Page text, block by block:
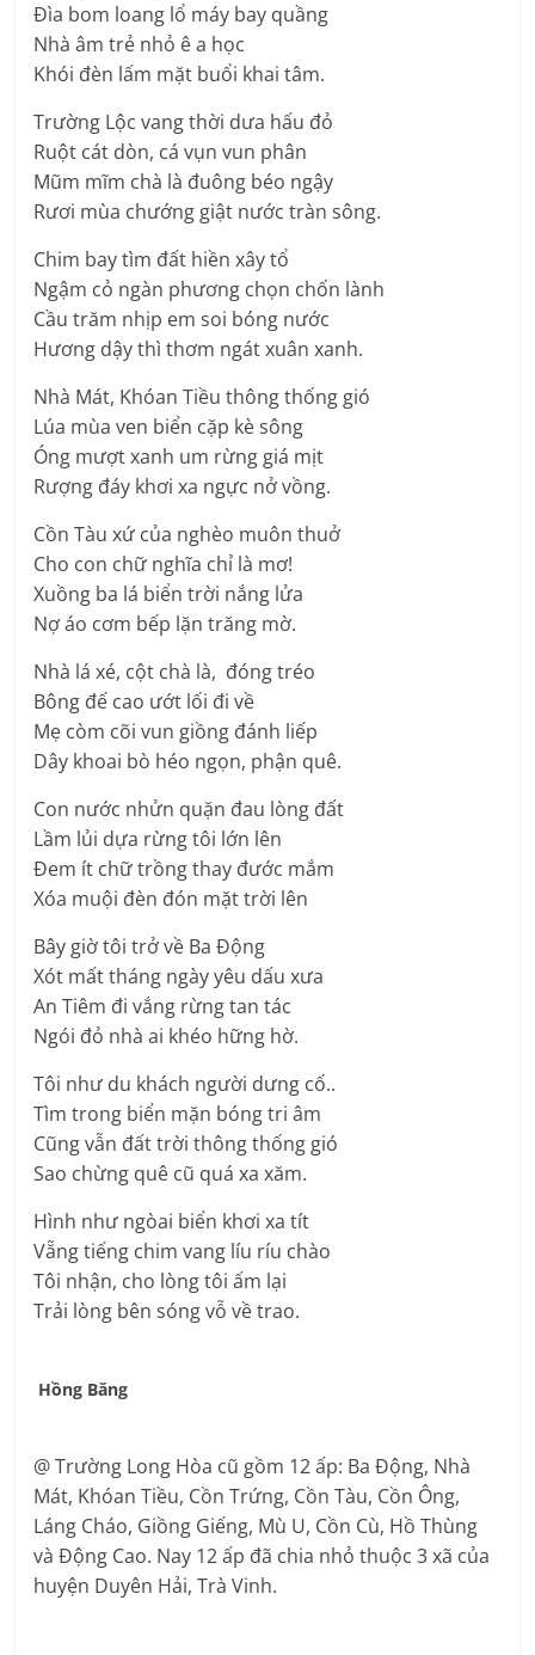
Đìa bom loang lổ máy bay quầng
Nhà âm trẻ nhỏ ê a học
Khói đèn lấm mặt buổi khai tâm.
Trường Lộc vang thời dưa hấu đỏ
Ruột cát dòn, cá vụn vun phân
Mũm mĩm chà là đuông béo ngậy
Rươi mùa chướng giật nước tràn sông.
Chim bay tìm đất hiền xây tổ
Ngậm cỏ ngàn phương chọn chốn lành
Cầu trăm nhịp em soi bóng nước
Hương dậy thì thơm ngát xuân xanh.
Nhà Mát, Khóan Tiều thông thống gió
Lúa mùa ven biển cặp kè sông
Óng mượt xanh um rừng giá mịt
Rượng đáy khơi xa ngực nở vồng.
Cồn Tàu xứ của nghèo muôn thuở
Cho con chữ nghĩa chỉ là mơ!
Xuồng ba lá biển trời nắng lửa
Nợ áo cơm bếp lặn trăng mờ.
Nhà lá xé, cột chà là, đóng tréo
Bông đế cao ướt lối đi về
Mẹ còm cõi vun giồng đánh liếp
Dây khoai bò héo ngọn, phận quê.
Con nước nhửn quặn đau lòng đất
Lầm lủi dựa rừng tôi lớn lên
Đem ít chữ trồng thay đước mắm
Xóa muội đèn đón mặt trời lên
Bây giờ tôi trở về Ba Động
Xót mất tháng ngày yêu dấu xưa
An Tiêm đi vắng rừng tan tác
Ngói đỏ nhà ai khéo hững hờ.
Tôi như du khách người dưng cố..
Tìm trong biển mặn bóng tri âm
Cũng vẫn đất trời thông thống gió
Sao chừng quê cũ quá xa xăm.
Hình như ngòai biển khơi xa tít
Vẵng tiếng chim vang líu ríu chào
Tôi nhận, cho lòng tôi ấm lại
Trải lòng bên sóng vỗ về trao.
Hồng Băng
@ Trường Long Hòa cũ gồm 12 ấp: Ba Động, Nhà
Mát, Khóan Tiều, Cồn Trứng, Cồn Tàu, Cồn Ông,
Láng Cháo, Giồng Giếng, Mù U, Cồn Cù, Hồ Thùng
và Động Cao. Nay 12 ấp đã chia nhỏ thuộc 3 xã của
huyện Duyên Hải, Trà Vinh.